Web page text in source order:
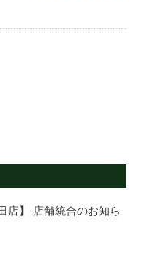
店】 店舗統合のお知ら